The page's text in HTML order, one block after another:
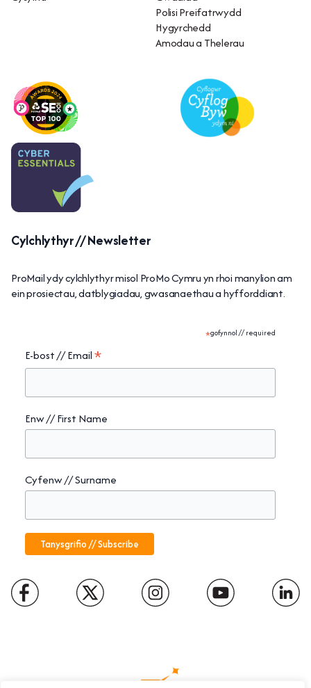
Polisi Preifatrwydd
Hygyrchedd
Amodau a Thelerau
Cylchlythyr // Newsletter
ProMail ydy cylchlythyr misol ProMo Cymru yn rhoi manylion am
ein prosiectau, datblygiadau, gwasanaethau a hyfforddiant.
*gofynnol // required
E-bost // Email*
Enw // First Name
Cyfenw // Surname